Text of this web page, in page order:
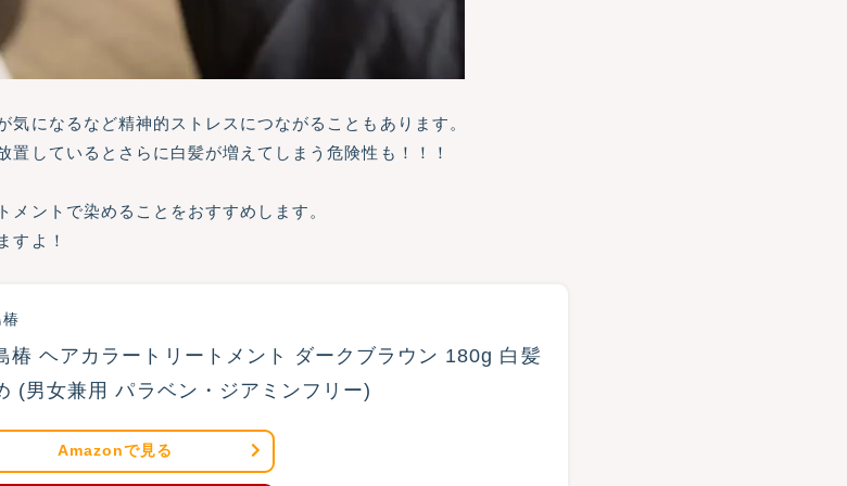
になるなど精神的ストレスにつながることもあります。
しているとさらに白髪が増えてしまう危険性も！！！
ントで染めることをおすすめします。
すよ！
椿
椿 ヘアカラートリートメント ダークブラウン 180g 白髪
(男女兼用 パラベン・ジアミンフリー)
Amazonで見る